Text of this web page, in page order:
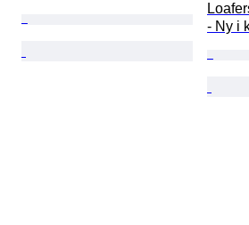
- Ny i